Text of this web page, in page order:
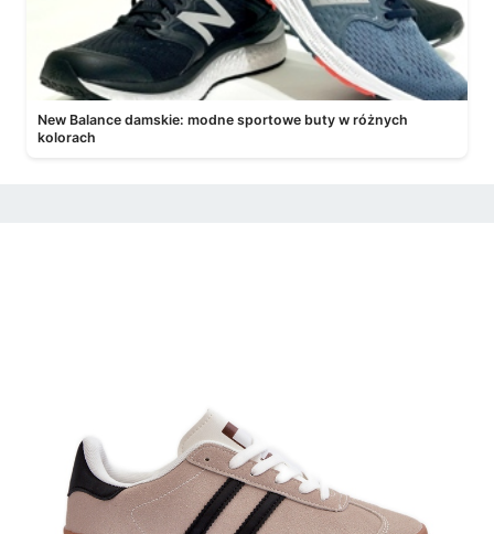
New Balance damskie: modne sportowe buty w różnych
kolorach